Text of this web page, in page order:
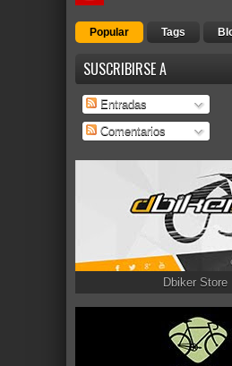
Popular Tags
SUSCRIBIRSE A
Entradas
Comentarios
Dbiker Store